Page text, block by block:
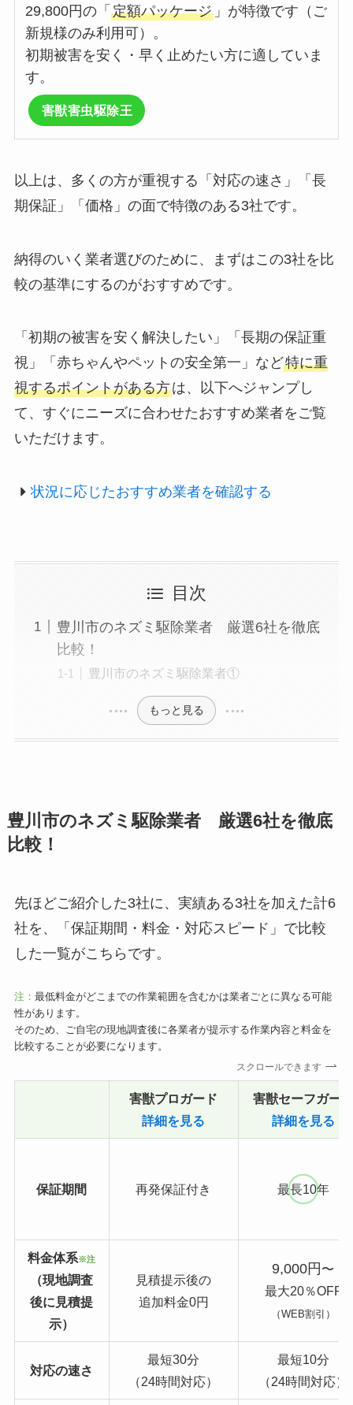
29,800円の「定額パッケージ 」が特徴です（ご
新規様のみ利用可）。
初期被害を安く・早く止めたい方に適していま
す。
害獣害虫駆除王
以上は、多くの方が重視する「対応の速さ」「長
期保証」「価格」の面で特徴のある3社です。
納得のいく業者選びのために、まずはこの3社を比
較の基準にするのがおすすめです。
「初期の被害を安く解決したい」「長期の保証重
視」「赤ちゃんやペットの安全第一」など特に重
視するポイントがある方は、以下へジャンプし
て、すぐにニーズに合わせたおすすめ業者をご覧
いただけます。
状況に応じたおすすめ業者を確認する
目次
豊川市のネズミ駆除業者 厳選6社を徹底
比較！
豊川市のネズミ駆除業者①
もっと見る
豊川市のネズミ駆除業者 厳選6社を徹底
比較！
先ほどご紹介した3社に、実績ある3社を加えた計6
社を、「保証期間・料金・対応スピード」で比較
した一覧がこちらです。
注： 最低料金がどこまでの作業範囲を含むかは業者ごとに異なる可能
性があります。
そのため、ご自宅の現地調査後に各業者が提示する作業内容と料金を
比較することが必要になります。
スクロールできます
害獣プロガード
詳細を見る
害獣セーフガード
詳細を見る
保証期間 再発保証付き 最長10年
料金体系※注
（現地調査
後に見積提
示）
見積提示後の
追加料金0円
9,000円〜
最大20％OFF
（WEB割引）
対応の速さ
最短30分
（24時間対応）
最短10分
（24時間対応）